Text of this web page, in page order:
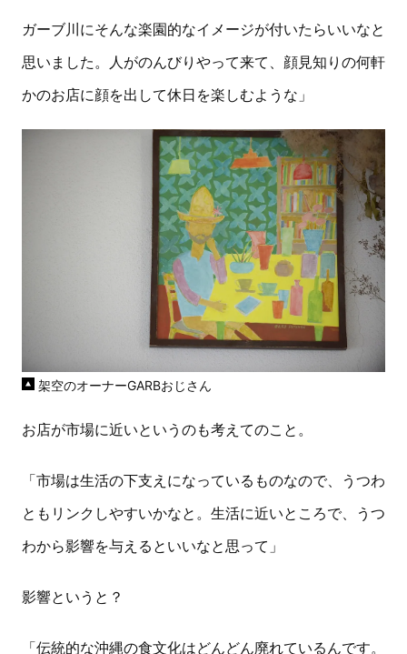
ガーブ川にそんな楽園的なイメージが付いたらいいなと
思いました。人がのんびりやって来て、顔見知りの何軒
かのお店に顔を出して休日を楽しむような」
架空のオーナーGARBおじさん
お店が市場に近いというのも考えてのこと。
「市場は生活の下支えになっているものなので、うつわ
ともリンクしやすいかなと。生活に近いところで、うつ
わから影響を与えるといいなと思って」
影響というと？
「伝統的な沖縄の食文化はどんどん廃れているんです。